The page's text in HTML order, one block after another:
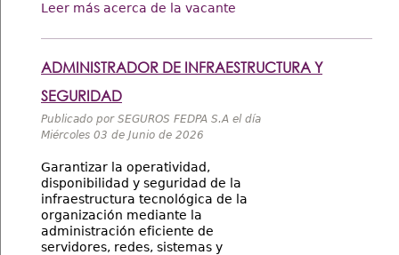
Leer más acerca de la vacante
ADMINISTRADOR DE INFRAESTRUCTURA Y
SEGURIDAD
Publicado por SEGUROS FEDPA S.A el día
Miércoles 03 de Junio de 2026
Garantizar la operatividad,
disponibilidad y seguridad de la
infraestructura tecnológica de la
organización mediante la
administración eficiente de
servidores, redes, sistemas y